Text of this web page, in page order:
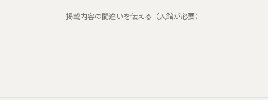
掲載内容の間違いを伝える（入館が必要）